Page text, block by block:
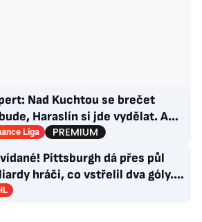
Nad Kuchtou se brečet
Haraslín si jde vydělat. A
na titul? Až za rok
Liga
Pittsburgh dá přes půl
hráči, co vstřelil dva góly.
se hájí